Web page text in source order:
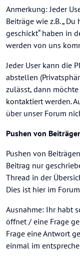
Anmerkung: Jeder
Beiträge wie z.B. „
geschickt“ haben in
werden von uns
Jeder User kann die
abstellen
zulässt, dann
kontaktiert werden.
über unser Forum
Pushen von
Pushen von
Beitrag nur
Thread in der
Dies ist hier im
Ausnahme: Ihr habt
öffnet / eine Frage
Frage eine Antwort
einmal im